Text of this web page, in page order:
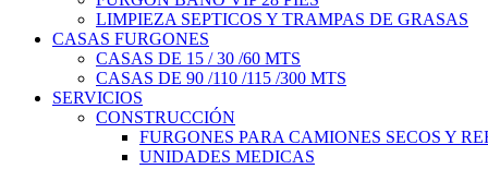
LIMPIEZA SEPTICOS Y TRAMPAS DE GRASAS
CASAS FURGONES
CASAS DE 15 / 30 /60 MTS
CASAS DE 90 /110 /115 /300 MTS
SERVICIOS
CONSTRUCCIÓN
FURGONES PARA CAMIONES SECOS Y
UNIDADES MEDICAS